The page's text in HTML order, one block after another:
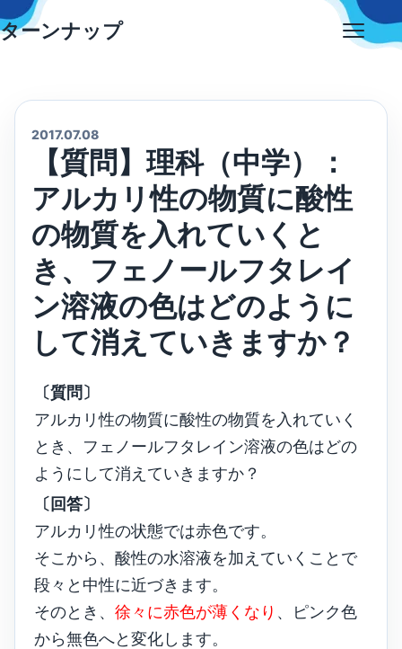
Skip
to
ターンナップ
2017.07.08
【質問】理科（中学）：
アルカリ性の物質に酸性
の物質を入れていくと
き、フェノールフタレイ
ン溶液の色はどのように
して消えていきますか？
〔質問〕
アルカリ性の物質に酸性の物質を入れていく
とき、フェノールフタレイン溶液の色はどの
ようにして消えていきますか？
〔回答〕
アルカリ性の状態では赤色です。
そこから、酸性の水溶液を加えていくことで
段々と中性に近づきます。
そのとき、 徐々に赤色が薄くなり 、ピンク色
から無色へと変化します。